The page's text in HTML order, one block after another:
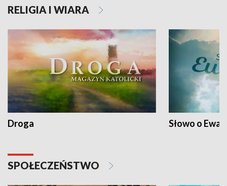
RELIGIA I WIARA
Droga Słowo o
SPOŁECZEŃSTWO